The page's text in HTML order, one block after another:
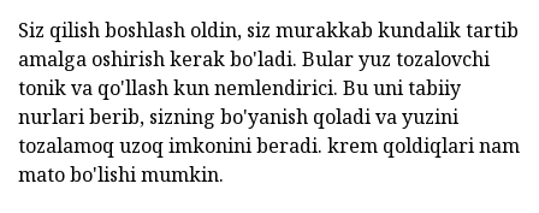
Siz qilish boshlash oldin, siz murakkab kundalik tartib
amalga oshirish kerak bo'ladi. Bular yuz tozalovchi
tonik va qo'llash kun nemlendirici. Bu uni tabiiy
nurlari berib, sizning bo'yanish qoladi va yuzini
tozalamoq uzoq imkonini beradi. krem qoldiqlari nam
mato bo'lishi mumkin.